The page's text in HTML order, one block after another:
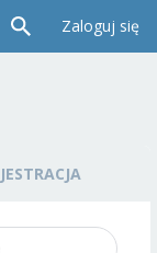
Zaloguj się